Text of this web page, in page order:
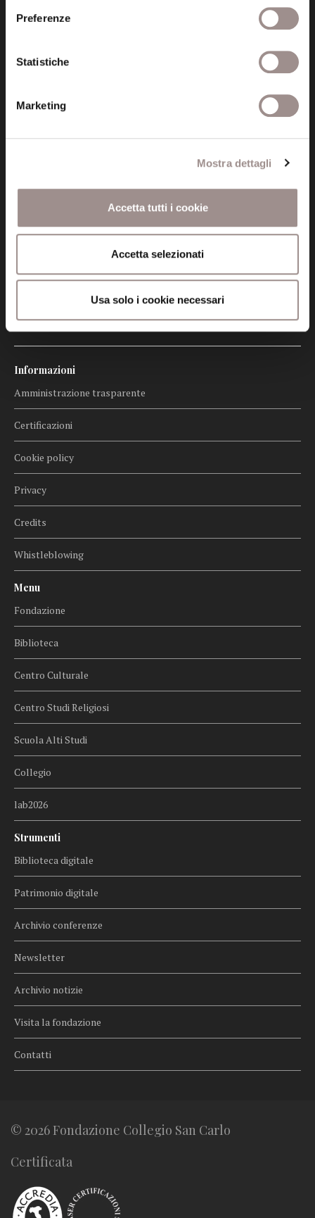
Preferenze
Statistiche
Marketing
Mostra dettagli
Accetta tutti i cookie
Accetta selezionati
Usa solo i cookie necessari
Fondazione Collegio San Carlo
Posta certificata (PEC)
fondazionecollegiosancarlo@legalmail.it
Informazioni
Amministrazione trasparente
Certificazioni
Cookie policy
Privacy
Credits
Whistleblowing
Menu
Fondazione
Biblioteca
Centro Culturale
Centro Studi Religiosi
Scuola Alti Studi
Collegio
lab2026
Strumenti
Biblioteca digitale
Patrimonio digitale
Archivio conferenze
Newsletter
Archivio notizie
Visita la fondazione
Contatti
© 2026 Fondazione Collegio San Carlo
Certificata